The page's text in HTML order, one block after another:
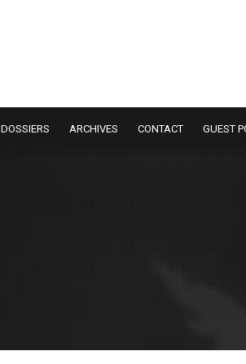
DOSSIERS ARCHIVES CONTACT GUEST